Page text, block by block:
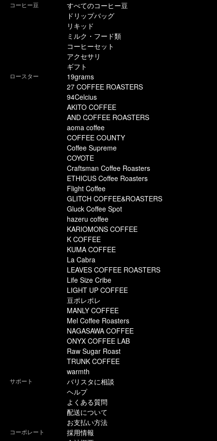
コーヒー豆
すべてのコーヒー豆
ドリップバッグ
リキッド
ミルク・フード類
コーヒーセット
アクセサリ
ギフト
ロースター
19grams
27 COFFEE ROASTERS
94Celcius
AKITO COFFEE
AND COFFEE ROASTERS
aoma coffee
COFFEE COUNTY
Coffee Supreme
COYOTE
Craftsman Coffee Roasters
ETHICUS Coffee Roasters
Flight Coffee
GLITCH COFFEE&ROASTERS
Gluck Coffee Spot
hazeru coffee
KARIOMONS COFFEE
K COFFEE
KUMA COFFEE
La Cabra
LEAVES COFFEE ROASTERS
Life Size Cribe
LIGHT UP COFFEE
豆ポレポレ
MANLY COFFEE
Mel Coffee Roasters
NAGASAWA COFFEE
ONYX COFFEE LAB
Raw Sugar Roast
TRUNK COFFEE
warmth
サポート
バリスタに相談
ヘルプ
よくある質問
配送について
お支払い方法
コーポレート
採用情報